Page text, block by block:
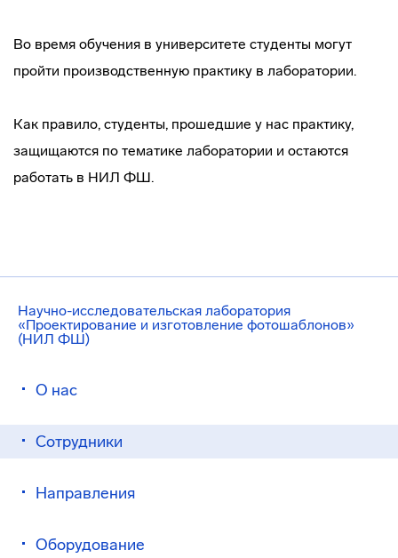
Научно-исследовательская лаборатория
«Проектирование и изготовление фотошаблонов»
(НИЛ ФШ)
О нас
Сотрудники
Направления
Оборудование
Во время обучения в университете студенты могут
пройти производственную практику в лаборатории.
Как правило, студенты, прошедшие у нас практику,
защищаются по тематике лаборатории и остаются
работать в НИЛ ФШ.